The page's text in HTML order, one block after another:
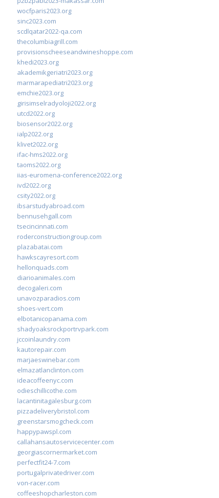
wocfparis2023.org
sinc2023.com
scdlqatar2022-qa.com
thecolumbiagrill.com
provisionscheeseandwineshoppe.com
khedi2023.org
akademikgeriatri2023.org
marmarapediatri2023.org
emchie2023.org
girisimselradyoloji2022.org
utcd2022.org
biosensor2022.org
ialp2022.org
klivet2022.org
ifac-hms2022.org
taoms2022.org
iias-euromena-conference2022.org
ivd2022.org
csity2022.org
ibsarstudyabroad.com
bennusehgall.com
tsecincinnati.com
roderconstructiongroup.com
plazabatai.com
hawkscayresort.com
hellonquads.com
diarioanimales.com
decogaleri.com
unavozparadios.com
shoes-vert.com
elbotanicopanama.com
shadyoaksrockportrvpark.com
jccoinlaundry.com
kautorepair.com
marjaeswinebar.com
elmazatlanclinton.com
ideacoffeenyc.com
odieschillicothe.com
lacantinitagalesburg.com
pizzadeliverybristol.com
greenstarsmogcheck.com
happypawspl.com
callahansautoservicecenter.com
georgiascornermarket.com
perfectfit24-7.com
portugalprivatedriver.com
von-racer.com
coffeeshopcharleston.com